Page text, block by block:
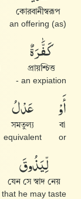
কোরবানীস্বরূপ
(as) an offering
كَفَّٰرَةٌ
প্রায়শ্চিত্ত
an expiation -
أَوْ
বা
or
عَدْلُ
সমতুল্য
equivalent
لِّيَذُوقَ
যেন সে স্বাদ নেয়
that he may taste